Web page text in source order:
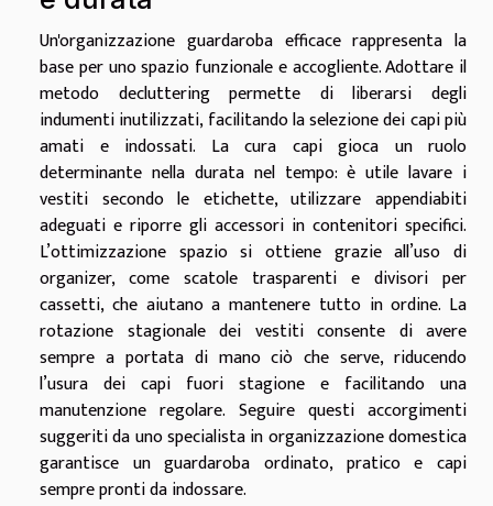
Un'organizzazione guardaroba efficace rappresenta la
base per uno spazio funzionale e accogliente. Adottare il
metodo decluttering permette di liberarsi degli
indumenti inutilizzati, facilitando la selezione dei capi più
amati e indossati. La cura capi gioca un ruolo
determinante nella durata nel tempo: è utile lavare i
vestiti secondo le etichette, utilizzare appendiabiti
adeguati e riporre gli accessori in contenitori specifici.
L’ottimizzazione spazio si ottiene grazie all’uso di
organizer, come scatole trasparenti e divisori per
cassetti, che aiutano a mantenere tutto in ordine. La
rotazione stagionale dei vestiti consente di avere
sempre a portata di mano ciò che serve, riducendo
l’usura dei capi fuori stagione e facilitando una
manutenzione regolare. Seguire questi accorgimenti
suggeriti da uno specialista in organizzazione domestica
garantisce un guardaroba ordinato, pratico e capi
sempre pronti da indossare.